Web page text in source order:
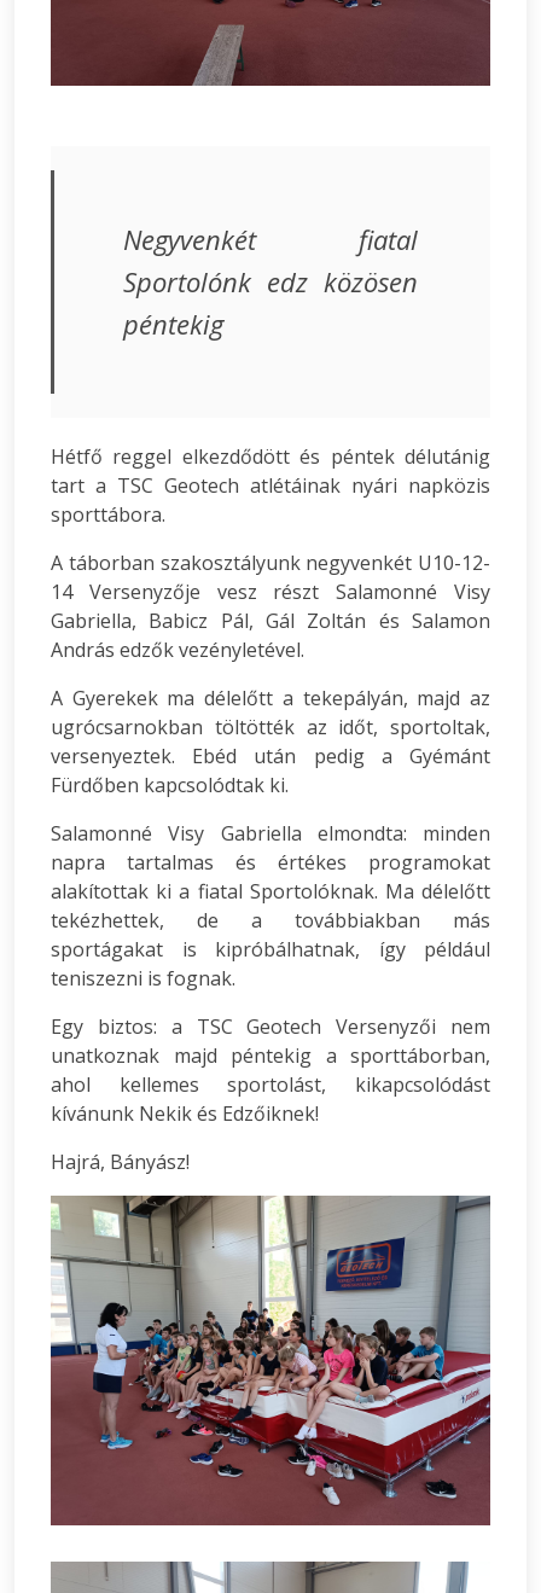
Negyvenkét fiatal
Sportolónk edz közösen
péntekig
Hétfő reggel elkezdődött és péntek délutánig
tart a TSC Geotech atlétáinak nyári napközis
sporttábora.
A táborban szakosztályunk negyvenkét U10-12-
14 Versenyzője vesz részt Salamonné Visy
Gabriella, Babicz Pál, Gál Zoltán és Salamon
András edzők vezényletével.
A Gyerekek ma délelőtt a tekepályán, majd az
ugrócsarnokban töltötték az időt, sportoltak,
versenyeztek. Ebéd után pedig a Gyémánt
Fürdőben kapcsolódtak ki.
Salamonné Visy Gabriella elmondta: minden
napra tartalmas és értékes programokat
alakítottak ki a fiatal Sportolóknak. Ma délelőtt
tekézhettek, de a továbbiakban más
sportágakat is kipróbálhatnak, így például
teniszezni is fognak.
Egy biztos: a TSC Geotech Versenyzői nem
unatkoznak majd péntekig a sporttáborban,
ahol kellemes sportolást, kikapcsolódást
kívánunk Nekik és Edzőiknek!
Hajrá, Bányász!